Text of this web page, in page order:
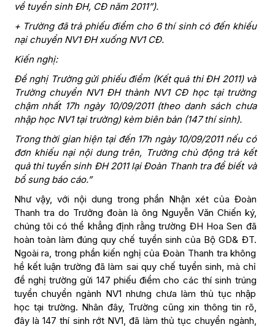
về tuyển sinh ĐH, CĐ năm 2011”).
+ Trường đã trả phiếu điểm cho 6 thí sinh có đến khiếu
nại chuyển NV1 ĐH xuống NV1 CĐ.
Kiến nghị:
Đề nghị Trường gửi phiếu điểm (Kết quả thi ĐH 2011) và
Trường chuyển NV1 ĐH thành NV1 CĐ học tại trường
chậm nhất 17h ngày 10/09/2011 (theo danh sách chưa
nhập học NV1 tại trường) kèm biên bản (147 thí sinh).
Trong thời gian hiện tại đến 17h ngày 10/09/2011 nếu có
đơn khiếu nại nội dung trên, Trường chủ động trả kết
quả thi tuyển sinh ĐH 2011 lại Đoàn Thanh tra để biết và
bổ sung báo cáo.”
Như vậy, với nội dung trong phần Nhận xét của Đoàn
Thanh tra do Trưởng đoàn là ông Nguyễn Văn Chiến ký,
chúng tôi có thể khẳng định rằng trường ĐH Hoa Sen đã
hoàn toàn làm đúng quy chế tuyển sinh của Bộ GD& ĐT.
Ngoài ra, trong phần kiến nghị của Đoàn Thanh tra không
hề kết luận trường đã làm sai quy chế tuyển sinh, mà chỉ
đề nghị trường gửi 147 phiếu điểm cho các thí sinh trúng
tuyển chuyển ngành NV1 nhưng chưa làm thủ tục nhập
học tại trường. Nhân đây, Trường cũng xin thông tin rõ,
đây là 147 thí sinh rớt NV1, đã làm thủ tục chuyển ngành,